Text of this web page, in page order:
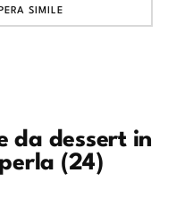
da dessert in
(24)
SIMILE